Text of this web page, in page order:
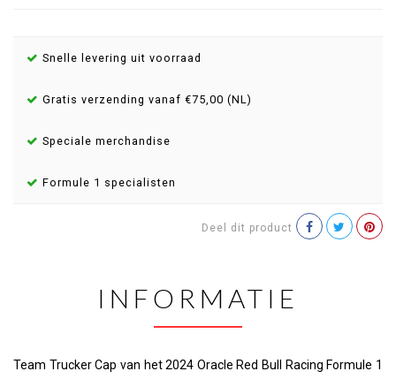
Snelle levering uit voorraad
Gratis verzending vanaf €75,00 (NL)
Speciale merchandise
Formule 1 specialisten
Deel dit product
INFORMATIE
Team Trucker Cap van het 2024 Oracle Red Bull Racing Formule 1